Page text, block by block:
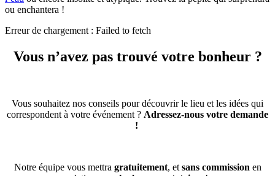
ou enchantera !
Erreur de chargement : Failed to fetch
Vous n’avez pas trouvé votre bonheur ?
Vous souhaitez nos conseils pour découvrir le lieu et les idées qui
correspondent à votre événement ? Adressez-nous votre demande
!
Notre équipe vous mettra gratuitement, et sans commission en